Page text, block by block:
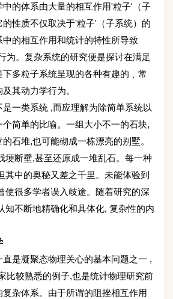
中的体系由大量的相互作用'粒子'（子
性质不仅取决于'粒子'（子系统）的
的相互作用和统计的特性所导致
为。复杂系统的研究便是探讨在满足
多粒子系统呈现的各种有趣的﹑常
其动力学行为。
一类系统 ,而应理解为除简单系统以
简单的比喻。一组大小不一的石块,
石堆,也可能砌成一栋漂亮的别墅。
埂断壁,甚至还原成一堆乱石。每一种
其中的奥秘又差之千里。未能体验到
使很多学者误入歧途。随着研究的深
知不断地精确化和具体化, 复杂性的内
是凝聚态物理关心的基本问题之一 ,
比较熟悉的例子,也是统计物理研究前
杂体系。由于所谓的阻挫相互作用